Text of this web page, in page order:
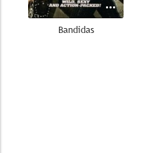
Bandidas